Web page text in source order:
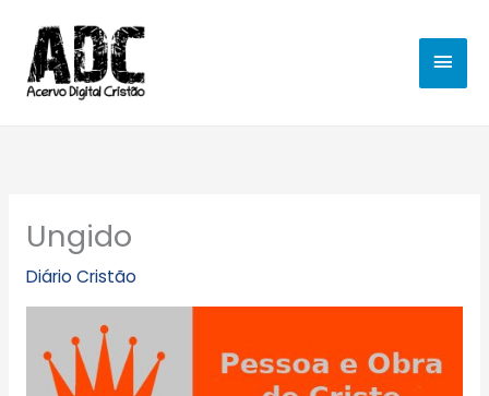
para
conteúdo
Ungido
Diário Cristão